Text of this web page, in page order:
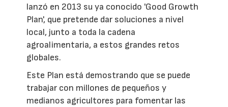
lanzó en 2013 su ya conocido 'Good Growth
Plan', que pretende dar soluciones a nivel
local, junto a toda la cadena
agroalimentaria, a estos grandes retos
globales.
Este Plan está demostrando que se puede
trabajar con millones de pequeños y
medianos agricultores para fomentar las